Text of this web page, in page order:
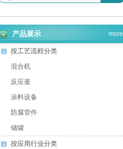
产品展示
按工艺流程分类
混合机
反应釜
涂料设备
防腐管件
储罐
按应用行业分类
more